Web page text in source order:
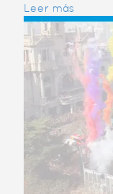
Leer más